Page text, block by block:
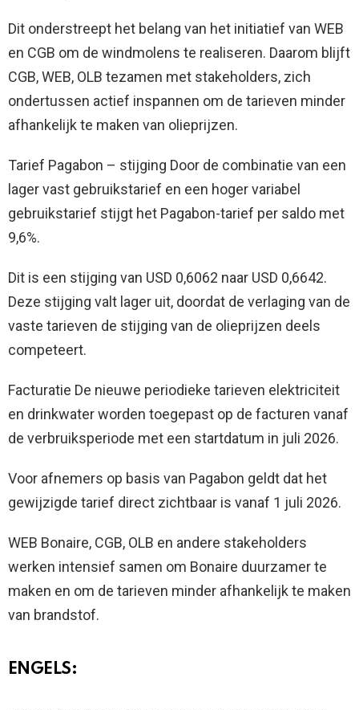
Dit onderstreept het belang van het initiatief van WEB
en CGB om de windmolens te realiseren. Daarom blijft
CGB, WEB, OLB tezamen met stakeholders, zich
ondertussen actief inspannen om de tarieven minder
afhankelijk te maken van olieprijzen.
Tarief Pagabon – stijging Door de combinatie van een
lager vast gebruikstarief en een hoger variabel
gebruikstarief stijgt het Pagabon-tarief per saldo met
9,6%.
Dit is een stijging van USD 0,6062 naar USD 0,6642.
Deze stijging valt lager uit, doordat de verlaging van de
vaste tarieven de stijging van de olieprijzen deels
competeert.
Facturatie De nieuwe periodieke tarieven elektriciteit
en drinkwater worden toegepast op de facturen vanaf
de verbruiksperiode met een startdatum in juli 2026.
Voor afnemers op basis van Pagabon geldt dat het
gewijzigde tarief direct zichtbaar is vanaf 1 juli 2026.
WEB Bonaire, CGB, OLB en andere stakeholders
werken intensief samen om Bonaire duurzamer te
maken en om de tarieven minder afhankelijk te maken
van brandstof.
ENGELS: